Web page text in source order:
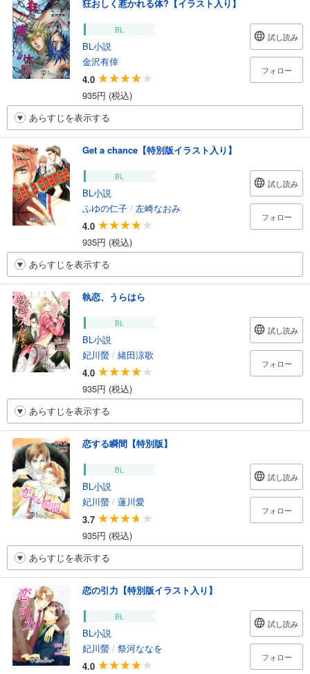
狂おしく惹かれる体?【イラスト入り】
BL
BL小説
金沢有倖
4.0
935円 (税込)
試し読み
フォロー
あらすじを表示する
Get a chance【特別版イラスト入り】
BL
BL小説
ふゆの仁子 / 左崎なおみ
4.0
935円 (税込)
試し読み
フォロー
あらすじを表示する
執恋、うらはら
BL
BL小説
妃川螢 / 緒田涼歌
4.0
935円 (税込)
試し読み
フォロー
あらすじを表示する
恋する瞬間【特別版】
BL
BL小説
妃川螢 / 蓮川愛
3.7
935円 (税込)
試し読み
フォロー
あらすじを表示する
恋の引力【特別版イラスト入り】
BL
BL小説
妃川螢 / 祭河ななを
4.0
試し読み
フォロー